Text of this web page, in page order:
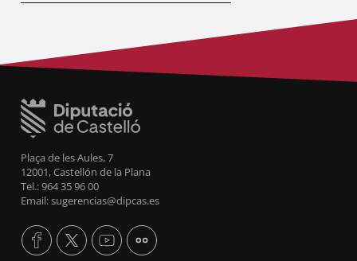
Plaça de les Aules, 7
12001, Castellón de la Plana
Tel.: 964 35 96 00
Email: sugerencias@dipcas.es